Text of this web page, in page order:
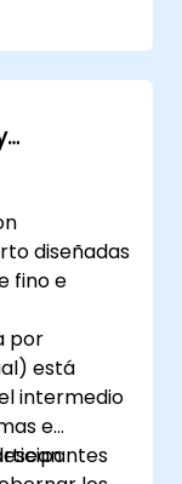
y
diseñadas
fino e
por
está
intermedio
e